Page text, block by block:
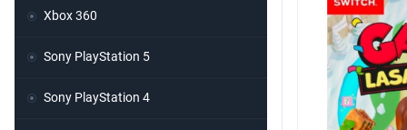
Xbox 360
Sony PlayStation 5
Sony PlayStation 4